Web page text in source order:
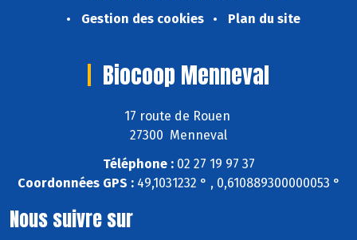
Gestion des cookies
Plan du site
Biocoop Menneval
17 route de Rouen
27300 Menneval
Téléphone :02 27 19 97 37
Coordonnées GPS :49,1031232 ° , 0,610889300000053 °
Nous suivre sur